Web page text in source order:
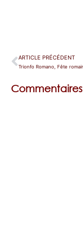
ARTICLE PRÉCÉDENT
Commentaires